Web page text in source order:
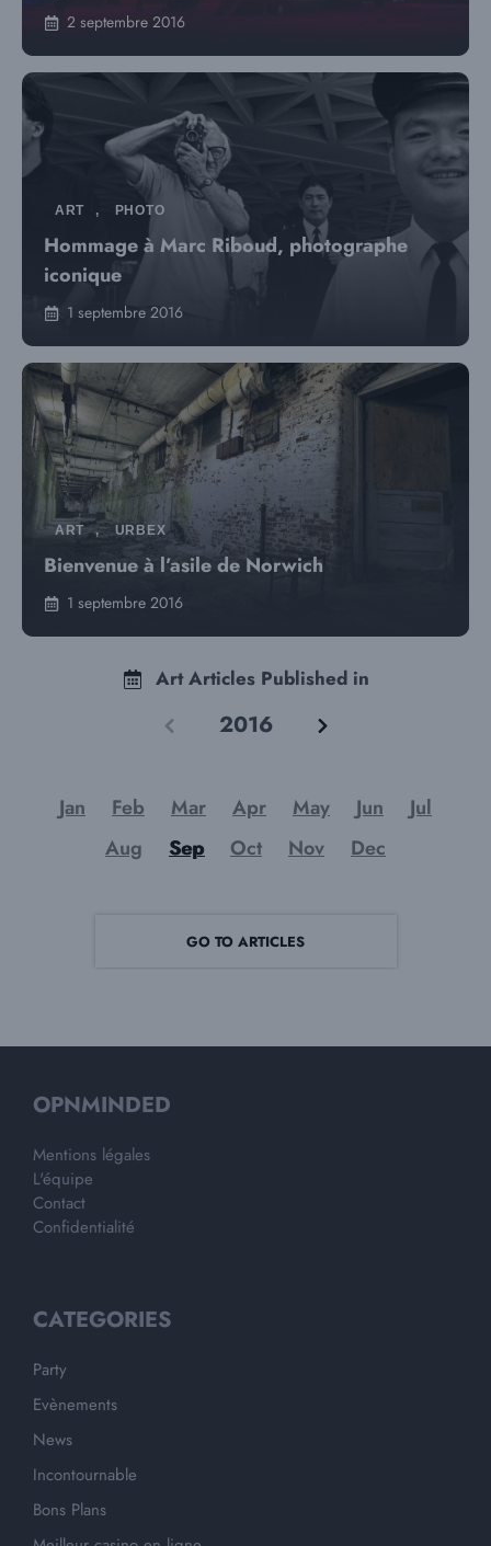
2 septembre 2016
ART , PHOTO
Hommage à Marc Riboud, photographe
iconique
1 septembre 2016
ART , URBEX
Bienvenue à l’asile de Norwich
1 septembre 2016
Art Articles Published in
2016
Jan Feb Mar Apr May Jun
Jul
Aug
Sep Oct Nov Dec
GO TO ARTICLES
OPNMINDED
Mentions légales
L'équipe
Contact
Confidentialité
CATEGORIES
Party
Evènements
News
Incontournable
Bons Plans